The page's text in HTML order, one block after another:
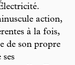
action,
à la fois,
de son propre